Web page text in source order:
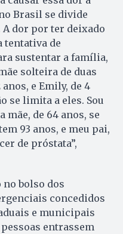
Brasil se divide
A dor por ter deixado
tentativa de
sustentar a família,
solteira de duas
e Emily, de 4
se limita a eles. Sou
mãe, de 64 anos, se
93 anos, e meu pai,
de próstata”,
bolso dos
concedidos
e municipais
entrassem